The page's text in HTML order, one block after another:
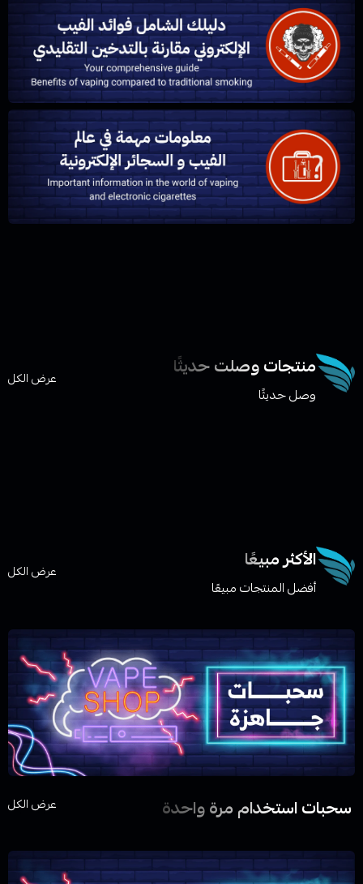
منتجات وصلت حديثًا
وصل حديثًا
عرض الكل
الأكثر مبيعًا
أفضل المنتجات مبيعًا
عرض الكل
سحبات استخدام مرة واحدة عرض الكل